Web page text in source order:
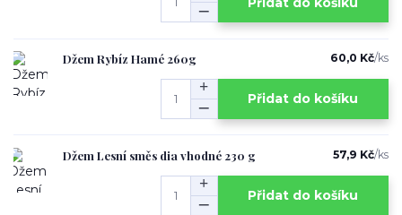
Džem Rybíz Hamé 260g 60,0 Kč/ks
Přidat do košíku
Džem Lesní směs dia vhodné 230 g 57,9 Kč/ks
Přidat do košíku